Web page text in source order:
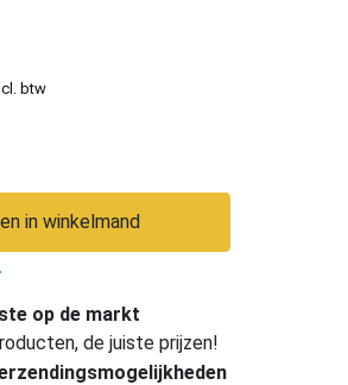
btw
in winkelmand
op de markt
de juiste prijzen!